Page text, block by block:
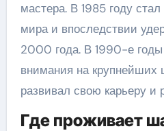
мастера. В 1985 году
мира и впоследствии
2000 года. В 1990-е годы
внимания на крупнейших
развивал свою карьеру и
Где проживает